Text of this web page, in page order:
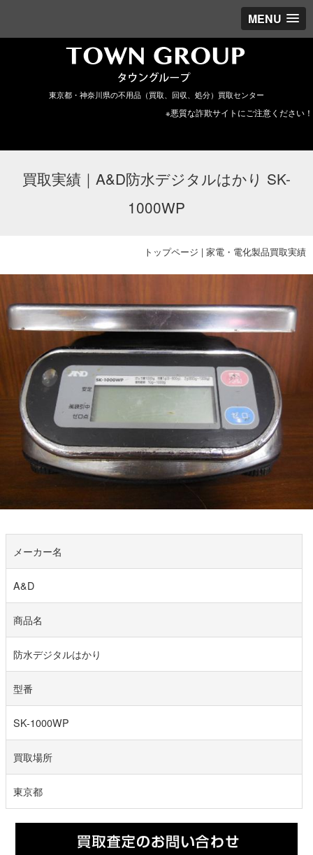
MENU
東京都・神奈川県の不用品（買取、回収、処分）買取センター
※悪質な詐欺サイトにご注意ください！
買取実績｜A&D防水デジタルはかり SK-
1000WP
トップページ |家電・電化製品買取実績
メーカー名
A&D
商品名
防水デジタルはかり
型番
SK-1000WP
買取場所
東京都